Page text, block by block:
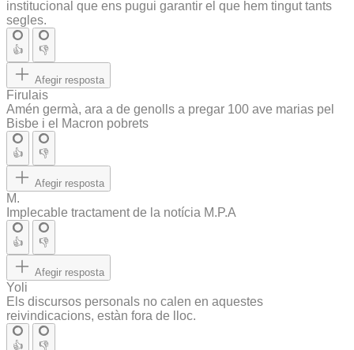
institucional que ens pugui garantir el que hem tingut tants
segles.
👍 👎
Afegir resposta
Firulais
Amén germà, ara a de genolls a pregar 100 ave marias pel
Bisbe i el Macron pobrets
👍 👎
Afegir resposta
M.
Implecable tractament de la notícia M.P.A
👍 👎
Afegir resposta
Yoli
Els discursos personals no calen en aquestes
reivindicacions, estàn fora de lloc.
👍 👎